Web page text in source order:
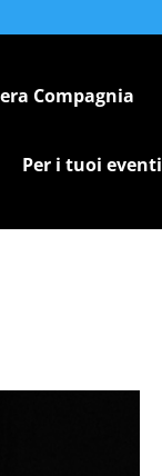
Compagnia
Per i tuoi eventi